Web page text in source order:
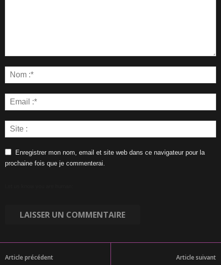
Enregistrer mon nom, email et site web dans ce navigateur pour la
prochaine fois que je commenterai.
Article précédent Article suivant